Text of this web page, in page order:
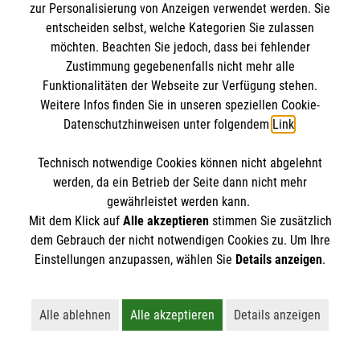
BIC: GENODED 1PA7
Newsletter abonnieren
Cookies verwalten Impressum | Datenschutz
zur Personalisierung von Anzeigen verwendet werden. Sie
entscheiden selbst, welche Kategorien Sie zulassen
möchten. Beachten Sie jedoch, dass bei fehlender
Zustimmung gegebenenfalls nicht mehr alle
Funktionalitäten der Webseite zur Verfügung stehen.
Weitere Infos finden Sie in unseren speziellen Cookie-
Datenschutzhinweisen unter folgendem Link.
Technisch notwendige Cookies können nicht abgelehnt
werden, da ein Betrieb der Seite dann nicht mehr
gewährleistet werden kann.
Mit dem Klick auf Alle akzeptierenstimmen Sie zusätzlich
dem Gebrauch der nicht notwendigen Cookies zu. Um Ihre
Einstellungen anzupassen, wählen Sie Details anzeigen.
Alle ablehnen
Lehnt alle nicht-essentiellen Cookies ab
Alle akzeptieren
Akzeptiert alle Cookies
Details anzeigen